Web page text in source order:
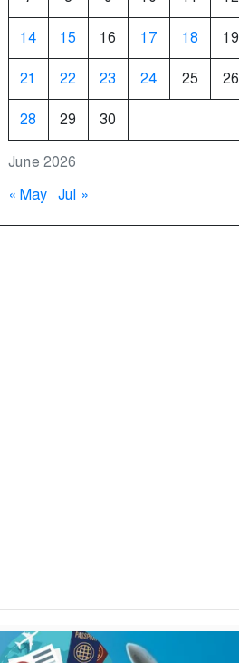
June 2026
14 15 16 17 18 19
21 22 23 24 25 26
28 29 30
« May Jul »